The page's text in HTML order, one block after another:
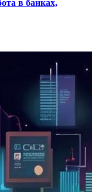
в банках,